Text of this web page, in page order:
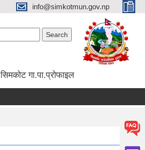
info@simkotmun.gov.np
सिमकोट गा.पा.प्रोफाइल